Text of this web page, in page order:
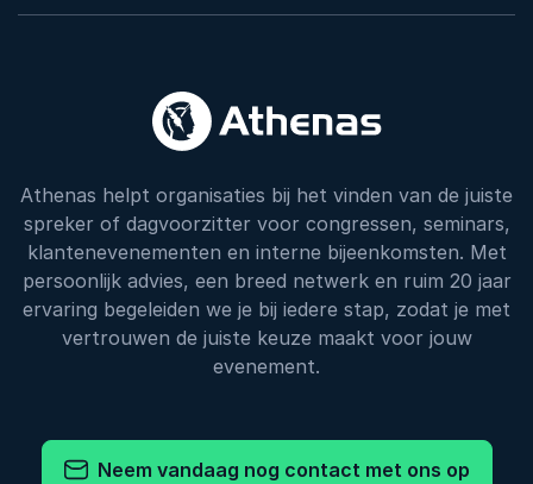
Athenas helpt organisaties bij het vinden van de juiste
spreker of dagvoorzitter voor congressen, seminars,
klantenevenementen en interne bijeenkomsten. Met
persoonlijk advies, een breed netwerk en ruim 20 jaar
ervaring begeleiden we je bij iedere stap, zodat je met
vertrouwen de juiste keuze maakt voor jouw
evenement.
Neem vandaag nog contact met ons op